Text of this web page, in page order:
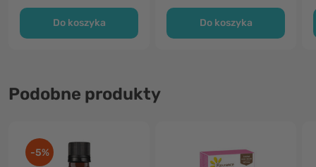
Do koszyka Do koszyka
Podobne produkty
-5%